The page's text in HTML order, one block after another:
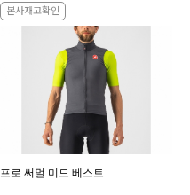
본사재고확인
프로 써멀 미드 베스트